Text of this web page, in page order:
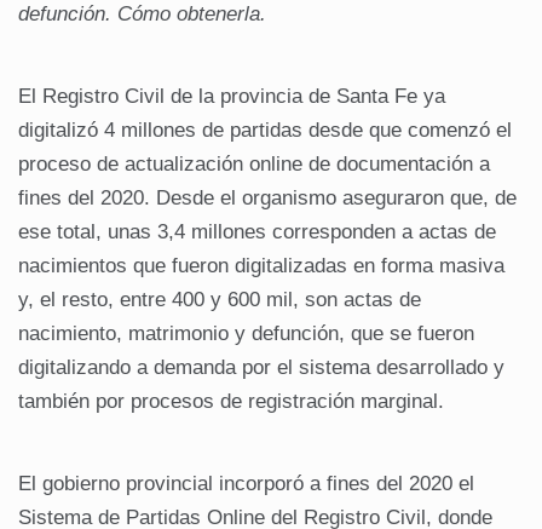
defunción. Cómo obtenerla.
El Registro Civil de la provincia de Santa Fe ya
digitalizó 4 millones de partidas desde que comenzó el
proceso de actualización online de documentación a
fines del 2020. Desde el organismo aseguraron que, de
ese total, unas 3,4 millones corresponden a actas de
nacimientos que fueron digitalizadas en forma masiva
y, el resto, entre 400 y 600 mil, son actas de
nacimiento, matrimonio y defunción, que se fueron
digitalizando a demanda por el sistema desarrollado y
también por procesos de registración marginal.
El gobierno provincial incorporó a fines del 2020 el
Sistema de Partidas Online del Registro Civil, donde